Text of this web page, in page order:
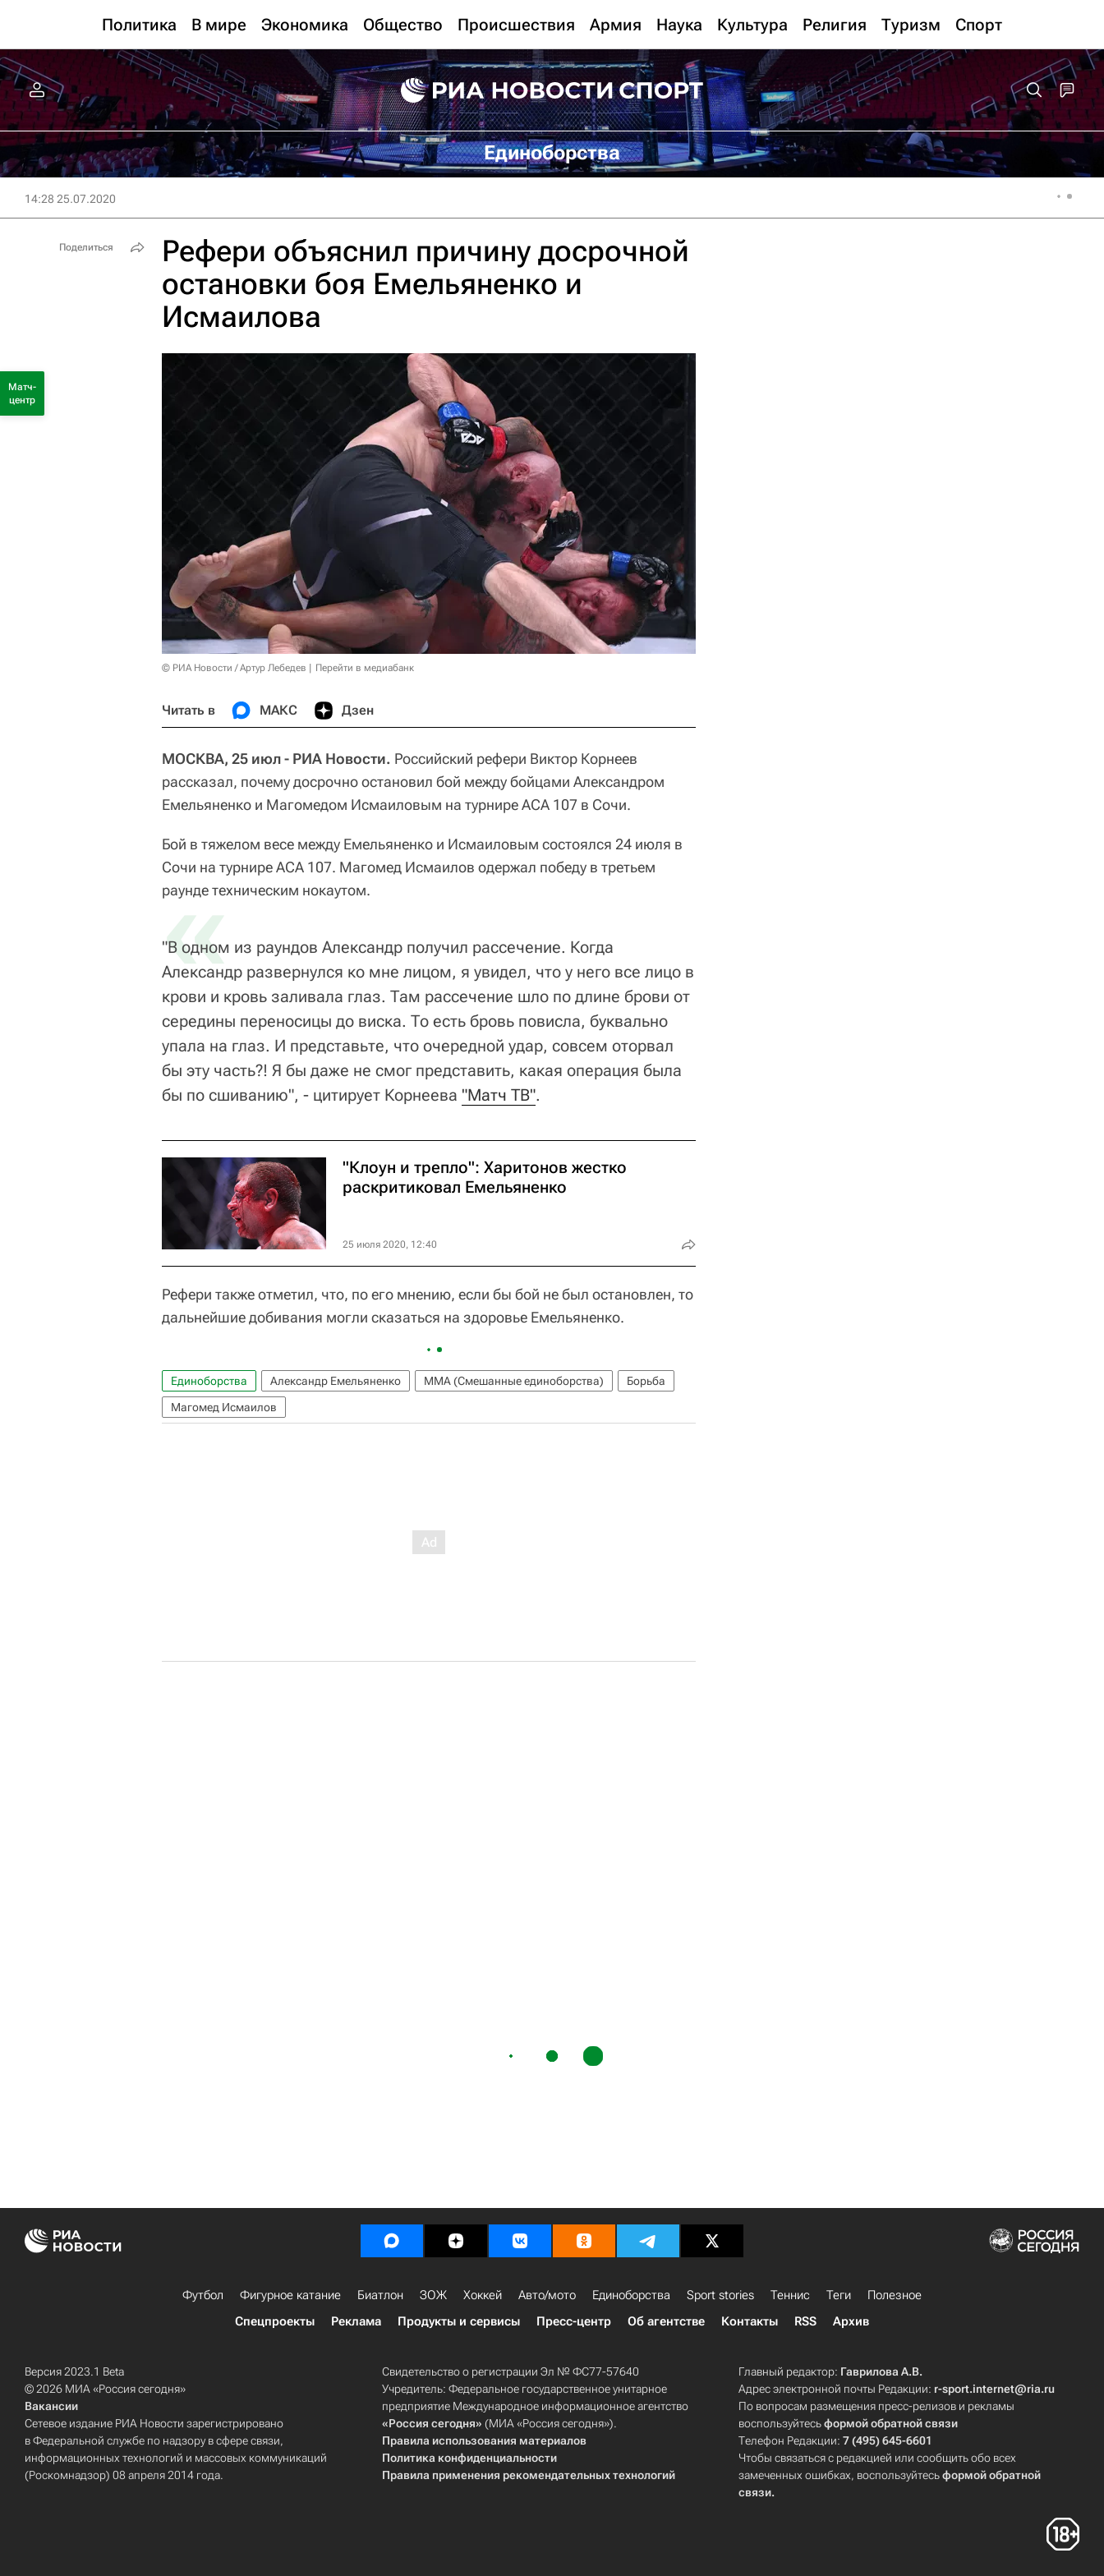
Политика В мире Экономика Общество Происшествия Армия Наука Культура Религия Туризм Спорт
Единоборства
14:28 25.07.2020
Рефери объяснил причину досрочной
остановки боя Емельяненко и
Исмаилова
© РИА Новости / Артур Лебедев Перейти в медиабанк
Читать в МАКС Дзен
МОСКВА, 25 июл - РИА Новости. Российский рефери Виктор Корнеев
рассказал, почему досрочно остановил бой между бойцами Александром
Емельяненко и Магомедом Исмаиловым на турнире АСА 107 в Сочи.
Бой в тяжелом весе между Емельяненко и Исмаиловым состоялся 24 июля в
Сочи на турнире АСА 107. Магомед Исмаилов одержал победу в третьем
раунде техническим нокаутом.
«
"В одном из раундов Александр получил рассечение. Когда
Александр развернулся ко мне лицом, я увидел, что у него все лицо в
крови и кровь заливала глаз. Там рассечение шло по длине брови от
середины переносицы до виска. То есть бровь повисла, буквально
упала на глаз. И представьте, что очередной удар, совсем оторвал
бы эту часть?! Я бы даже не смог представить, какая операция была
бы по сшиванию", - цитирует Корнеева "Матч ТВ".
"Клоун и трепло": Харитонов жестко
раскритиковал Емельяненко
25 июля 2020, 12:40
Рефери также отметил, что, по его мнению, если бы бой не был остановлен, то
дальнейшие добивания могли сказаться на здоровье Емельяненко.
Единоборства Александр Емельяненко ММА (Смешанные единоборства)
Борьба
Магомед Исмаилов
Поделиться
Матч-
центр
Футбол Фигурное катание Биатлон ЗОЖ Хоккей Авто/мото Единоборства Sport stories Теннис Теги
Полезное
Спецпроекты
Реклама Продукты и сервисы Пресс-центр Об агентстве Контакты RSS Архив
Версия 2023.1 Beta
© 2026 МИА «Россия сегодня»
Вакансии
Сетевое издание РИА Новости зарегистрировано
в Федеральной службе по надзору в сфере связи,
информационных технологий и массовых коммуникаций
(Роскомнадзор) 08 апреля 2014 года.
Свидетельство о регистрации Эл № ФС77-57640
Учредитель: Федеральное государственное унитарное
предприятие Международное информационное агентство
«Россия сегодня» (МИА «Россия сегодня»).
Правила использования материалов
Политика конфиденциальности
Правила применения рекомендательных технологий
Главный редактор: Гаврилова А.В.
Адрес электронной почты Редакции: r-sport.internet@ria.ru
По вопросам размещения пресс-релизов и рекламы
воспользуйтесьформой обратной связи
Телефон Редакции:7 (495) 645-6601
Чтобы связаться с редакцией или сообщить обо всех
замеченных ошибках, воспользуйтесьформой обратной
связи.